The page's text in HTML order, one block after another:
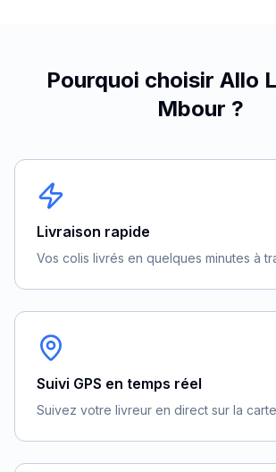
Pourquoi choisir Allo
Mbour ?
Livraison rapide
Vos colis livrés en quelques minutes à
Suivi GPS en temps réel
Suivez votre livreur en direct sur la